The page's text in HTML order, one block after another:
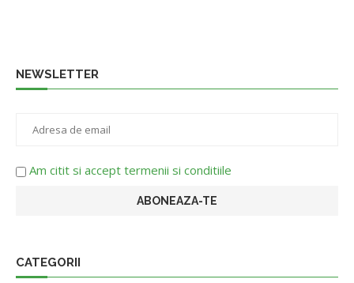
NEWSLETTER
Am citit si accept termenii si conditiile
CATEGORII